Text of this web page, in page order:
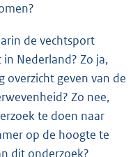
de vechtsport
Nederland? Zo ja,
overzicht geven van de
Zo nee,
te doen naar
op de hoogte te
dit onderzoek?